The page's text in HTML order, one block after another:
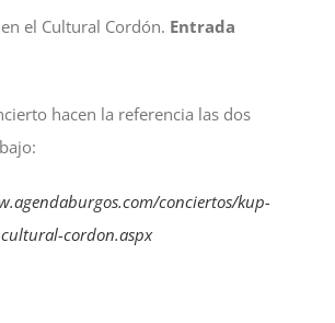
el Cultural Cordón. Entrada
hacen la referencia las dos
conciertos/kup-
cordon.aspx